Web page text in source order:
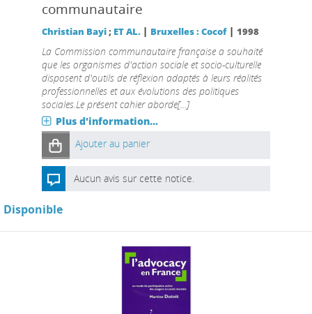
communautaire
Christian Bayi; ET AL. | Bruxelles : Cocof| 1998
La Commission communautaire française a souhaité
que les organismes d'action sociale et socio-culturelle
disposent d'outils de réflexion adaptés à leurs réalités
professionnelles et aux évolutions des politiques
sociales.Le présent cahier aborde[...]
Plus d'information...
Ajouter au panier
Aucun avis sur cette notice.
Disponible